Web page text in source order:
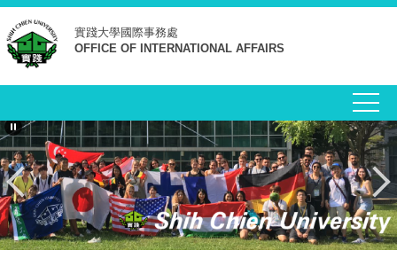
跳
到
主
要
容
區
實踐大學國際事務處
OFFICE OF INTERNATIONAL AFFAIRS